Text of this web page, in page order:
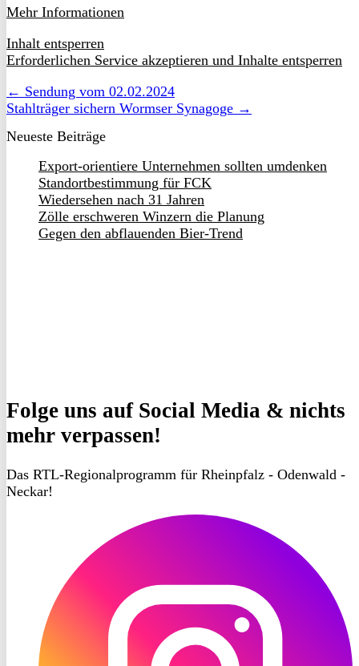
Mehr Informationen
Inhalt entsperren
Erforderlichen Service akzeptieren und Inhalte entsperren
← Sendung vom 02.02.2024
Stahlträger sichern Wormser Synagoge →
Neueste Beiträge
Export-orientiere Unternehmen sollten umdenken
Standortbestimmung für FCK
Wiedersehen nach 31 Jahren
Zölle erschweren Winzern die Planung
Gegen den abflauenden Bier-Trend
Folge uns auf Social Media & nichts
mehr verpassen!
Das RTL-Regionalprogramm für Rheinpfalz - Odenwald -
Neckar!
Instagram